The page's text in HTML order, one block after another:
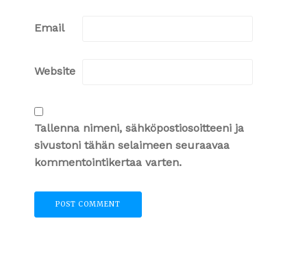
Email
Website
Tallenna nimeni, sähköpostiosoitteeni ja
sivustoni tähän selaimeen seuraavaa
kommentointikertaa varten.